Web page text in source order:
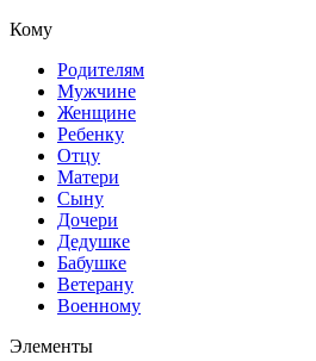
Кому
Родителям
Мужчине
Женщине
Ребенку
Отцу
Матери
Сыну
Дочери
Дедушке
Бабушке
Ветерану
Военному
Элементы